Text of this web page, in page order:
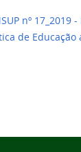
nº 17_2019
de